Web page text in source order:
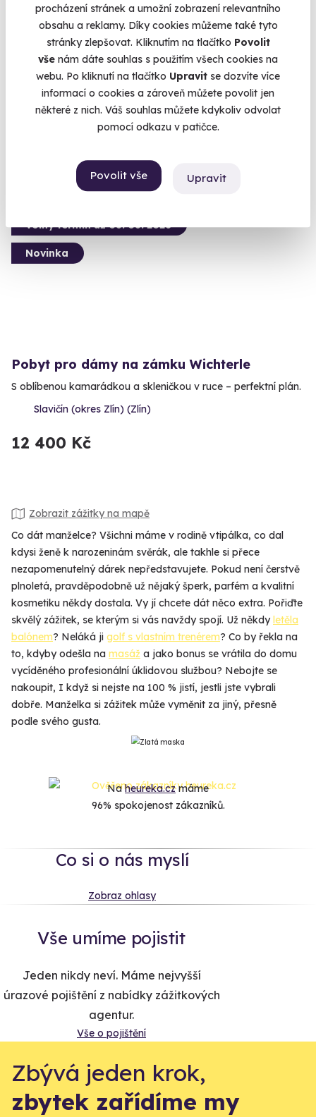
procházení stránek a umožní zobrazení relevantního
obsahu a reklamy. Díky cookies můžeme také tyto
stránky zlepšovat. Kliknutím na tlačítko Povolit
vše nám dáte souhlas s použitím všech cookies na
webu. Po kliknutí na tlačítko Upravit se dozvíte více
informací o cookies a zároveň můžete povolit jen
některé z nich. Váš souhlas můžete kdykoliv odvolat
pomocí odkazu v patičce.
Povolit vše Upravit
7.0
Den plný relaxace na zámku Wichterle
Zastavte čas uprostřed týdne.
Slavičín (okres Zlín) (Zlín)
Volný termín už 08. 08. 2026
Novinka
Pobyt pro dámy na zámku Wichterle
S oblíbenou kamarádkou a skleničkou v ruce – perfektní plán.
Slavičín (okres Zlín) (Zlín)
12 400 Kč
Zobrazit zážitky na mapě
Co dát manželce? Všichni máme v rodině vtipálka, co dal
kdysi ženě k narozeninám svěrák, ale takhle si přece
nezapomenutelný dárek nepředstavujete. Pokud není čerstvě
plnoletá, pravděpodobně už nějaký šperk, parfém a kvalitní
kosmetiku někdy dostala. Vy jí chcete dát něco extra. Pořiďte
skvělý zážitek, se kterým si vás navždy spojí. Už někdyletěla
balónem? Neláká ji golf s vlastním trenérem? Co by řekla na
to, kdyby odešla na masáž a jako bonus se vrátila do domu
vycíděného profesionální úklidovou službou? Nebojte se
nakoupit, I když si nejste na 100 % jistí, jestli jste vybrali
dobře. Manželka si zážitek může vyměnit za jiný, přesně
podle svého gusta.
Naheureka.czmáme
96% spokojenost zákazníků.
Co si o nás myslí
Zobraz ohlasy
Vše umíme pojistit
Jeden nikdy neví. Máme nejvyšší
úrazové pojištění z nabídky zážitkových
agentur.
Vše o pojištění
Zbývá jeden krok,
zbytek zařídíme my